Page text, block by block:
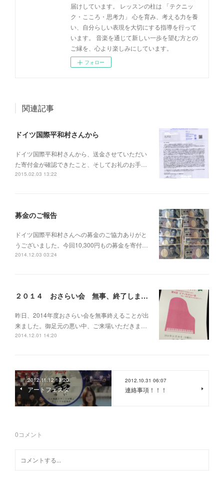
届けしています。 レッスンの柱は 「テクニッ
ク・こころ・思考力」 心を育み、考える力を養
い、自分らしい表現を大切にする指導を行って
います。 音楽を通じて新しい一歩を望む方との
ご縁を、心より楽しみにしています。
フォロー
関連記事
ドイツ国際平和村さんから
ドイツ国際平和村さんから、送金させていただい
た寄付金が確認できたこと、そしてお礼のお手…
2015.02.03 13:22
募金のご報告
ドイツ国際平和村さんへの募金のご協力ありがと
うございました。今回10,300円もの募金を寄付…
2014.12.03 03:24
２０１４ おさらい会 無事、終了しました。
昨日、2014年度おさらい会を無事終えることが出
来ました。御足元の悪い中、ご来場いただきま…
2014.12.01 14:20
2012.11.12 13:20
アートフェスタ
2012.10.31 06:07
連絡事項！！！
0コメント